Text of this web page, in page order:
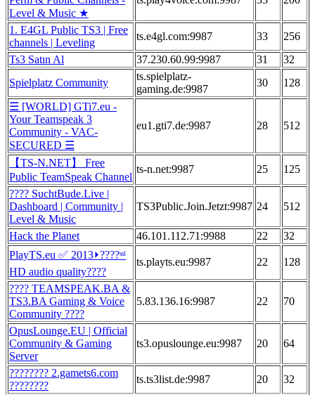
Level & Music ★
1. E4GL Public TS3 | Free
channels | Leveling
ts.e4gl.com:9987 33
256
Ts3 Satın Al
37.230.60.99:9987 31
32
Spielplatz Community
ts.spielplatz-
gaming.de:9987
30
128
☰ [WORLD] GTi7.eu -
Your Teamspeak 3
Community - VAC-
SECURED ☰
eu1.gti7.de:9987 28 512
【TS-N.NET】 Free
Public TeamSpeak Channel
ts-n.net:9987 25 125
???? SuchtBude.Live |
Dashboard | Community |
Level & Music
TS3Public.Join.Jetzt:9987 24 512
Hack the Planet 46.101.112.71:9988 22
32
PlayTS.eu ✅ 2013⏵????ˢˢˡ
HD audio quality????
ts.playts.eu:9987 22 128
???? TEAMSPEAK.BA &
TS3.BA Gaming & Voice
Community ????
5.83.136.16:9987 22 70
OpusLounge.EU | Official
Community & Gaming
Server
ts3.opuslounge.eu:9987 20 64
???????? 2.gamets6.com
????????
ts.ts3list.de:9987 20
32